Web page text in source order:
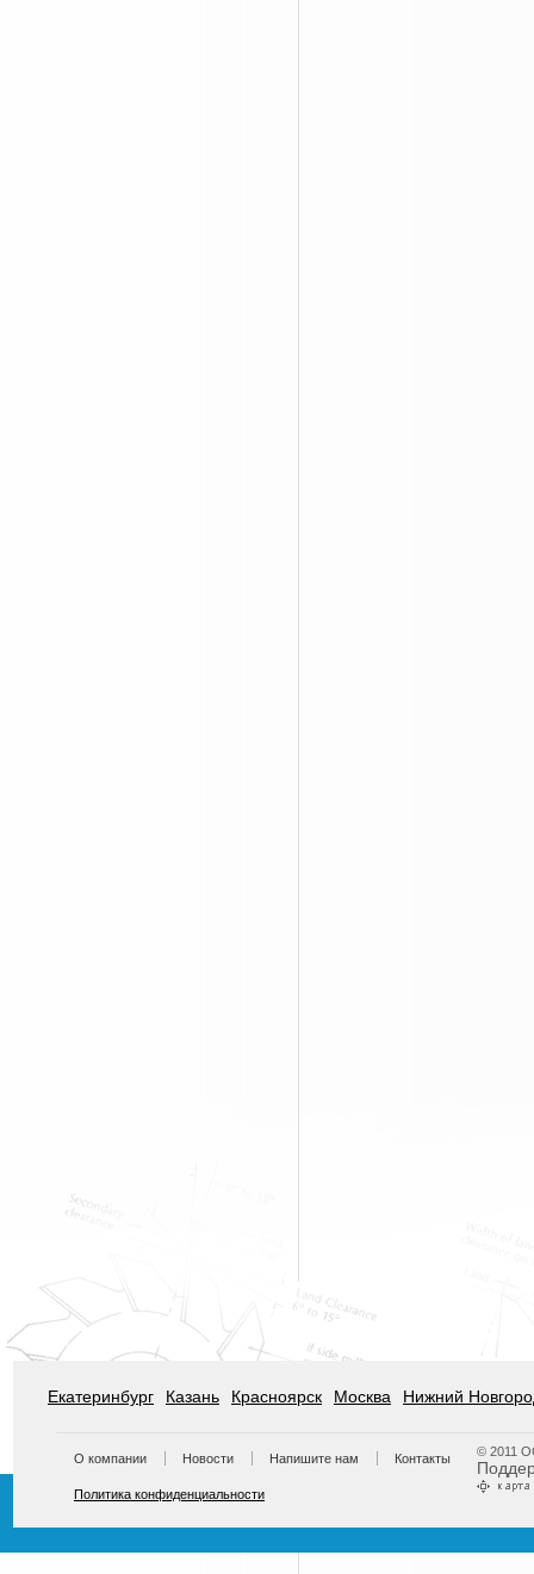
Екатеринбург Казань Красноярск Москва Нижний
О компании Новости Напишите нам Контакты
Политика конфиденциальности
© 2011